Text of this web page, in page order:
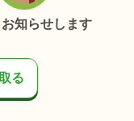
知らせします
る